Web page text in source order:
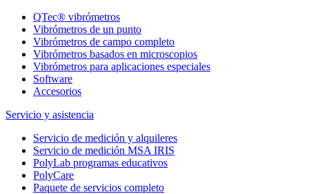
QTec® vibrómetros
Vibrómetros de un punto
Vibrómetros de campo completo
Vibrómetros basados en microscopios
Vibrómetros para aplicaciones especiales
Software
Accesorios
Servicio y asistencia
Servicio de medición y alquileres
Servicio de medición MSA IRIS
PolyLab programas educativos
PolyCare
Paquete de servicios completo